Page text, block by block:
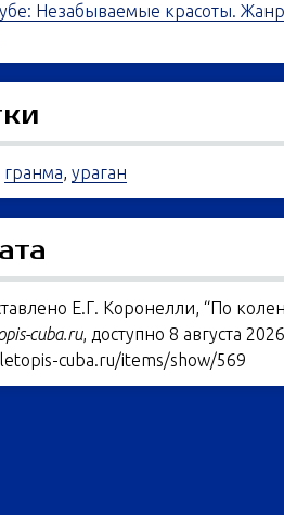
Незабываемые красоты.
гранма, ураган
Е.Г. Коронелли, “По
cuba.ru, доступно 8 августа
cuba.ru/items/show/569